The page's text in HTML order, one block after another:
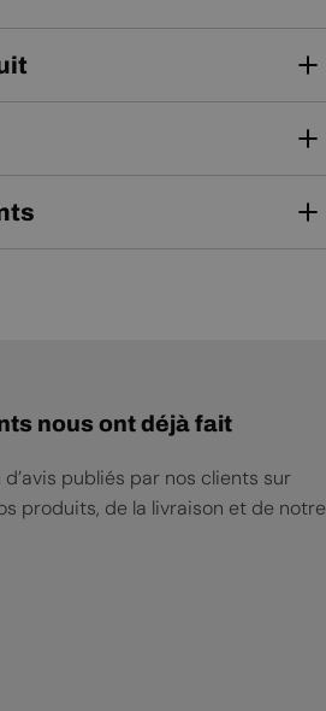
nous ont déjà fait
publiés par nos clients sur
produits, de la livraison et de notre